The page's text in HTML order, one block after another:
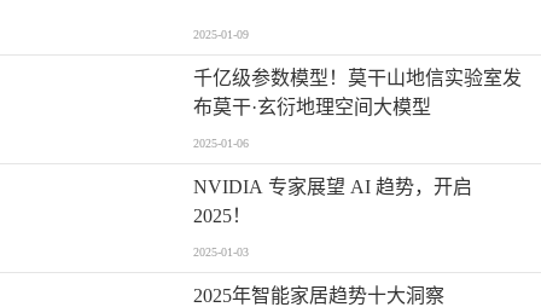
2025-01-09
千亿级参数模型！莫干山地信实验室发
布莫干·玄衍地理空间大模型
2025-01-06
NVIDIA 专家展望 AI 趋势，开启
2025！
2025-01-03
2025年智能家居趋势十大洞察